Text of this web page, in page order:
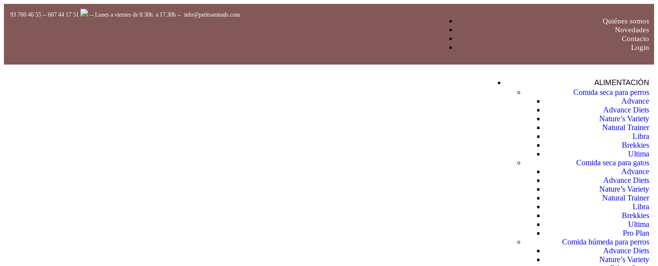
93 760 46 55 -- 607 44 17 51 -- Lunes a viernes de 8:30h. a 17.30h -- info@petitsanimals.com
Quiénes somos
Novedades
Contacto
Login
ALIMENTACIÓN
Comida seca para perros
Advance
Advance Diets
Nature’s Variety
Natural Trainer
Libra
Brekkies
Ultima
Comida seca para gatos
Advance
Advance Diets
Nature’s Variety
Natural Trainer
Libra
Brekkies
Ultima
Pro Plan
Comida húmeda para perros
Advance Diets
Nature’s Variety